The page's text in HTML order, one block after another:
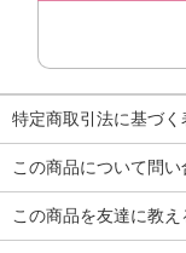
特定商取引法に基づ
この商品について問い
この商品を友達に教え